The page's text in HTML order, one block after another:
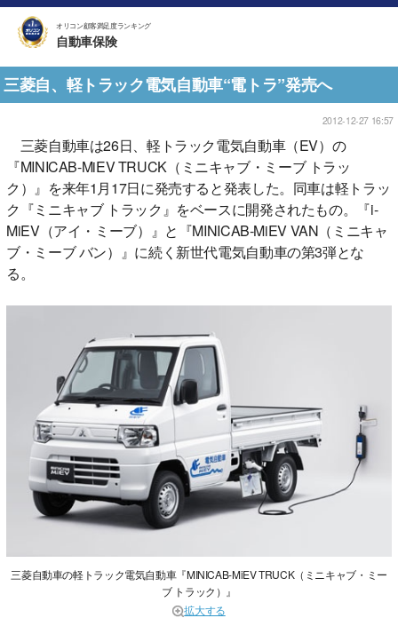
オリコン顧客満足度ランキング
自動車保険
三菱自、軽トラック電気自動車“電トラ”発売へ
2012-12-27 16:57
三菱自動車は26日、軽トラック電気自動車（EV）の
『MINICAB-MiEV TRUCK（ミニキャブ・ミーブ トラッ
ク）』を来年1月17日に発売すると発表した。同車は軽トラッ
ク『ミニキャブ トラック』をベースに開発されたもの。『i-
MiEV（アイ・ミーブ）』と『MINICAB-MiEV VAN（ミニキャ
ブ・ミーブ バン）』に続く新世代電気自動車の第3弾とな
る。
三菱自動車の軽トラック電気自動車『MINICAB-MiEV TRUCK（ミニキャブ・ミー
ブ トラック）』
拡大する